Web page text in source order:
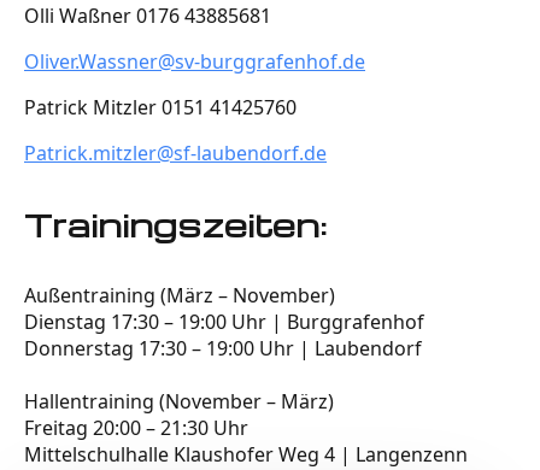
Olli Waßner 0176 43885681
Oliver.Wassner@sv-burggrafenhof.de
Patrick Mitzler 0151 41425760
Patrick.mitzler@sf-laubendorf.de
Trainingszeiten:
Außentraining (März – November)
Dienstag 17:30 – 19:00 Uhr | Burggrafenhof
Donnerstag 17:30 – 19:00 Uhr | Laubendorf
Hallentraining (November – März)
Freitag 20:00 – 21:30 Uhr
Mittelschulhalle Klaushofer Weg 4 | Langenzenn